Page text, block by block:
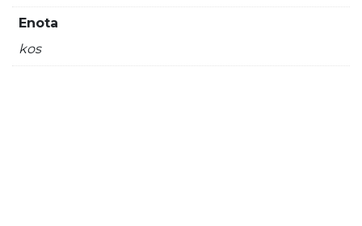
količina
Enota
kos